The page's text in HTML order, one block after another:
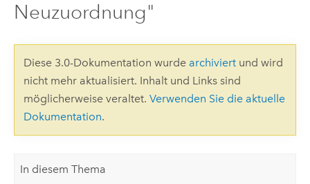
Neuzuordnung"
Diese 3.0-Dokumentation wurde archiviertund wird
nicht mehr aktualisiert. Inhalt und Links sind
möglicherweise veraltet. Verwenden Sie die aktuelle
Dokumentation.
In diesem Thema